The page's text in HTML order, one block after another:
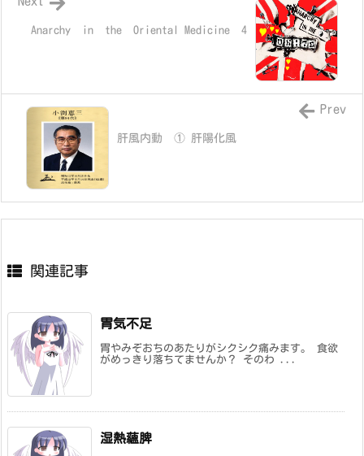
Anarchy in the Oriental Medicine 4
肝風内動 ① 肝陽化風
Prev
関連記事
胃気不足
胃やみぞおちのあたりがシクシク痛みます。 食欲
がめっきり落ちてませんか？ そのわ ...
湿熱蘊脾